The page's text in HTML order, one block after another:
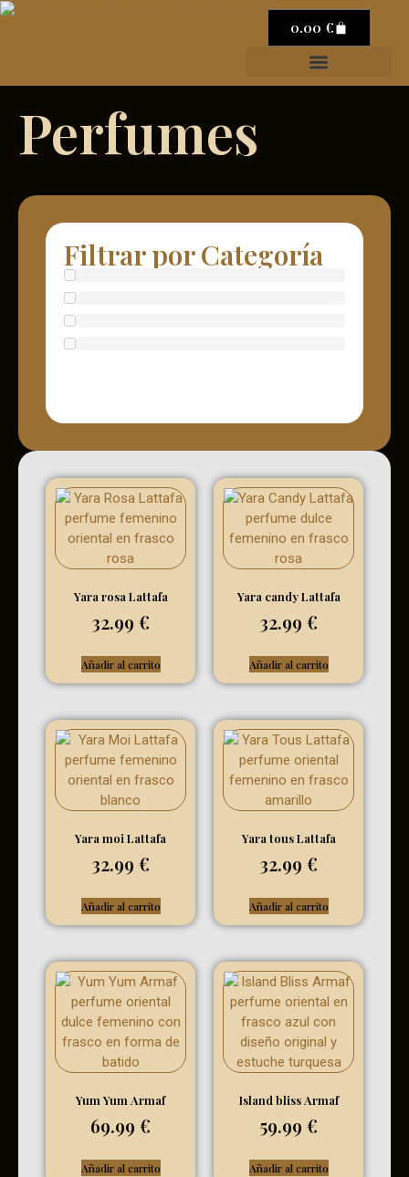
0.00 €
Perfumes
Filtrar por Categoría
Yara rosa Lattafa
32.99 €
Añadir al carrito
Yara candy Lattafa
32.99 €
Añadir al carrito
Yara moi Lattafa
32.99 €
Añadir al carrito
Yara tous Lattafa
32.99 €
Añadir al carrito
Yum Yum Armaf
69.99 €
Añadir al carrito
Island bliss Armaf
59.99 €
Añadir al carrito